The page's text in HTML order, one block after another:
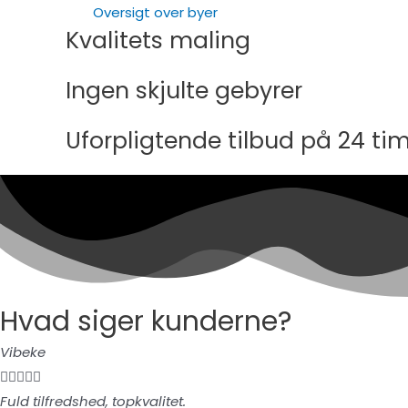
Oversigt over byer
Kvalitets maling
Ingen skjulte gebyrer
Uforpligtende tilbud på 24
Hvad siger kunderne?
Vibeke

Fuld tilfredshed, topkvalitet.